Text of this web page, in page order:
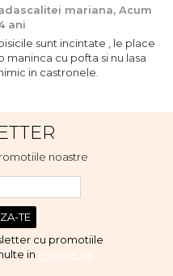
mariana, Acum
ani
sunt incintate , le place
maninca cu pofta si nu lasa
in castronele.
noastre
cu promotiile
in Politica de